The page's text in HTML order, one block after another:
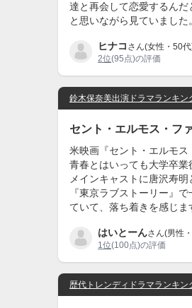
達と再会して恋愛するん
と思いながら見ていました。
ヒナコ さん(女性・50
2位(95点)の評価
鈴木保奈美出演ドラマランキン
セント・エルモス・フ
米映画『セント・エルモス
青春とはいっても大学卒業
メインキャストに唐沢寿
『東京ラブストーリー』
ていて、落ち着きを感じま
はいとーんさん(男性
1位(100点)の評価
歴代トレンディドラマランキン